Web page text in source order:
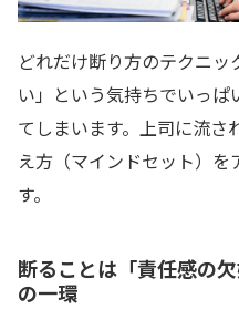
どれだけ断り方のテクニ
い」という気持ちでいっ
てしまいます。上司に流さ
え方（マインドセット）
す。
断ることは「責任感の
の一環